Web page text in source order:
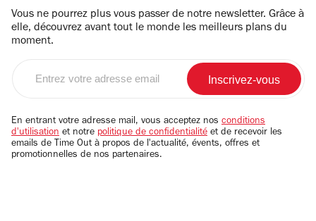
Vous ne pourrez plus vous passer de notre newsletter. Grâce à
elle, découvrez avant tout le monde les meilleurs plans du
moment.
email
En entrant votre adresse mail, vous acceptez nos conditions
d'utilisation et notre politique de confidentialité et de recevoir les
emails de Time Out à propos de l'actualité, évents, offres et
promotionnelles de nos partenaires.